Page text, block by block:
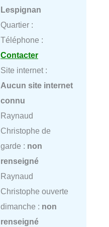
Lespignan
Quartier :
Téléphone :
Contacter
Site internet :
Aucun site internet
connu
Raynaud
Christophe de
garde : non
renseigné
Raynaud
Christophe ouverte
dimanche : non
renseigné